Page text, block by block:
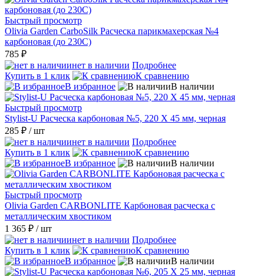
Быстрый просмотр
Olivia Garden CarboSilk Расческа парикмахерская №4
карбоновая (до 230C)
785 ₽
нет в наличии Подробнее
Купить в 1 клик
К сравнению
В избранное
В наличии
Быстрый просмотр
Stylist-U Расческа карбоновая №5, 220 Х 45 мм, черная
285 ₽ / шт
нет в наличии Подробнее
Купить в 1 клик
К сравнению
В избранное
В наличии
Быстрый просмотр
Olivia Garden CARBONLITE Карбоновая расческа с
металлическим хвостиком
1 365 ₽ / шт
нет в наличии Подробнее
Купить в 1 клик
К сравнению
В избранное
В наличии